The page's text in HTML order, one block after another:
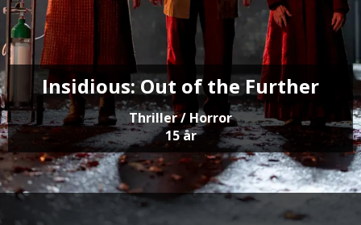
Insidious: Out of the Further
Thriller / Horror
15 år